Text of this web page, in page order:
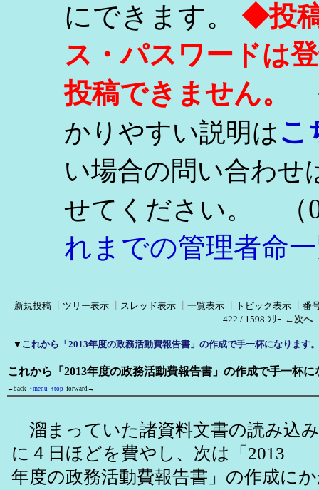
にできます。 ◆投
ス・パスワードは
投稿できません。
かりやすい説明はこ
い場合の問い合わせ
せてください。
（
れまでの管理者命
新規投稿 ツリー表示 スレッド表示 一覧表示 トピック表示
番
422 / 1598 ﾂﾘｰ ←次へ
▼ これから「2013年度の政務活動費報告書」の作成で手一杯になります
これから「2013年度の政務活動費報告書」の作成で手一杯
←back ↑menu ↑top forward→
溜まっていた諸資料文書の読み込
に４日ほどを費やし、次は「2013
年度の政務活動費報告書」の作成に